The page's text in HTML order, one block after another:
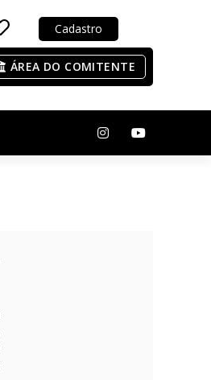
Cadastro
ÁREA DO COMITENTE